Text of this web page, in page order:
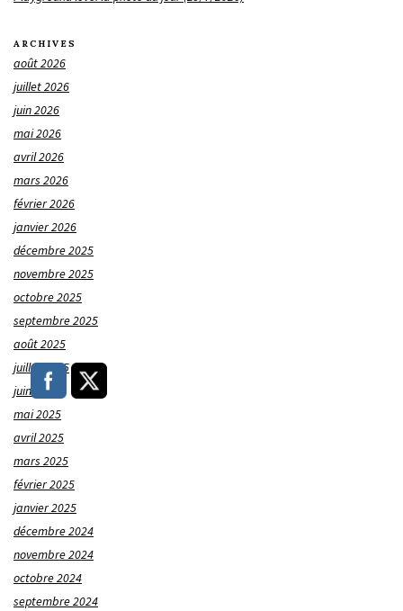
ARCHIVES
août 2026
juillet 2026
juin 2026
mai 2026
avril 2026
mars 2026
février 2026
janvier 2026
décembre 2025
novembre 2025
octobre 2025
septembre 2025
août 2025
juillet 2025
juin 2025
mai 2025
avril 2025
mars 2025
février 2025
janvier 2025
décembre 2024
novembre 2024
octobre 2024
septembre 2024